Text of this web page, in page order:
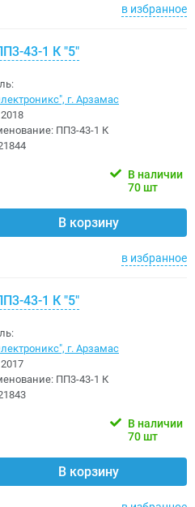
в избранное
43-1 К "5"
г. Арзамас
2018
ПП3-43-1 К
В наличии
70 шт
В корзину
в избранное
43-1 К "5"
г. Арзамас
2017
ПП3-43-1 К
В наличии
70 шт
В корзину